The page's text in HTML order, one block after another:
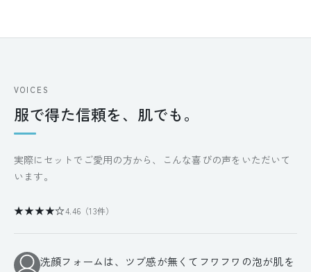
VOICES
服で得た信頼を、肌でも。
実際にセットでご愛用の方から、こんな喜びの声をいただいて
います。
★★★★☆4.46（13件）
洗顔フォームは、ツブ感が無くてフワフワの泡が肌を